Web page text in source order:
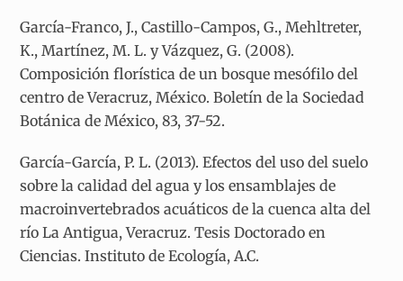
García-Franco, J., Castillo-Campos, G., Mehltreter,
K., Martínez, M. L. y Vázquez, G. (2008).
Composición florística de un bosque mesófilo del
centro de Veracruz, México. Boletín de la Sociedad
Botánica de México, 83, 37-52.
García-García, P. L. (2013). Efectos del uso del suelo
sobre la calidad del agua y los ensamblajes de
macroinvertebrados acuáticos de la cuenca alta del
río La Antigua, Veracruz. Tesis Doctorado en
Ciencias. Instituto de Ecología, A.C.